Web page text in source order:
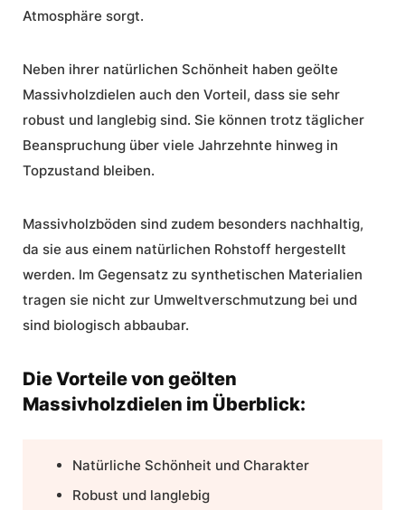
Atmosphäre sorgt.
Neben ihrer natürlichen Schönheit haben geölte
Massivholzdielen auch den Vorteil, dass sie sehr
robust und langlebig sind. Sie können trotz täglicher
Beanspruchung über viele Jahrzehnte hinweg in
Topzustand bleiben.
Massivholzböden sind zudem besonders nachhaltig,
da sie aus einem natürlichen Rohstoff hergestellt
werden. Im Gegensatz zu synthetischen Materialien
tragen sie nicht zur Umweltverschmutzung bei und
sind biologisch abbaubar.
Die Vorteile von geölten
Massivholzdielen im Überblick:
Natürliche Schönheit und Charakter
Robust und langlebig